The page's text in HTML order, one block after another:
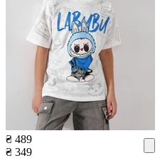
₴ 489
₴ 349